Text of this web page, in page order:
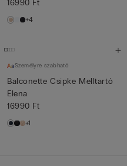
16990 Ft
+4
Személyre szabható
Balconette Csipke Melltartó
Elena
16990 Ft
+1